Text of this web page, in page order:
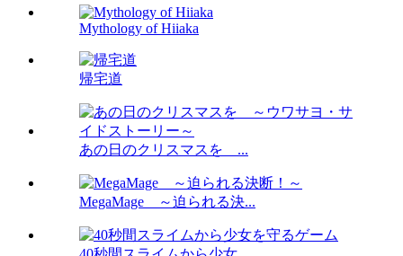
Mythology of Hiiaka
帰宅道
あの日のクリスマスを ...
MegaMage ～迫られる決...